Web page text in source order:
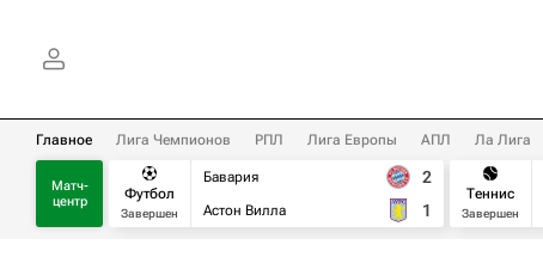
Главное Лига Чемпионов РПЛ Лига Европы АПЛ Ла Лига
Матч-
центр
Футбол
Завершен
Бавария
Астон Вилла
2
1
Теннис
Завершен